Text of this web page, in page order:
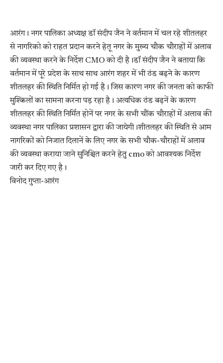
आरंग। नगर पालिका अध्यक्ष डॉ संदीप जैन ने वर्तमान में चल रहे शीतलहर
से नागरिको को राहत प्रदान करने हेतू नगर के मुख्य चौक चौराहों में अलाव
की व्यवस्था करने के निर्देश CMO को दी है।डॉ संदीप जैन ने बताया कि
वर्तमान में पूरे प्रदेश के साथ साथ आरंग शहर में भी ठंड बढ़ने के कारण
शीतलहर की स्थिति निर्मित हो गई है। जिस कारण नगर की जनता को काफी
मुश्किलों का सामना करना पड़ रहा है। अत्यधिक ठंड बढ़नें के कारण
शीतलहर की स्थिति निर्मित होनें पर नगर के सभी चौंक चौराहों में अलाव की
व्यवस्था नगर पालिका प्रशासन द्वारा की जायेगी।शीतलहर की स्थिति से आम
नागरिकों को निजात दिलानें के लिए नगर के सभी चौक-चौराहों में अलाव
की व्यवस्था कराया जाने सुनिश्चित करने हेतु cmo को आवश्यक निर्देश
जारी कर दिए गए है।
विनोद गुप्ता-आरंग